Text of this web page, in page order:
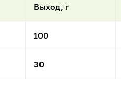
Выход, г
100
30